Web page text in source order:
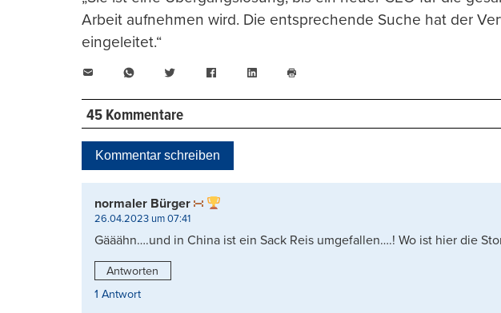
Arbeit aufnehmen wird. Die entsprechende Suche hat der
eingeleitet.“
WhatsAppTwitter FacebookLinkedIn
drucken
45 Kommentare
Kommentar schreiben
normaler Bürger
26.04.2023 um 07:41
Gääähn….und in China ist ein Sack Reis umgefallen….! Wo ist hier die
Antworten
1 Antwort